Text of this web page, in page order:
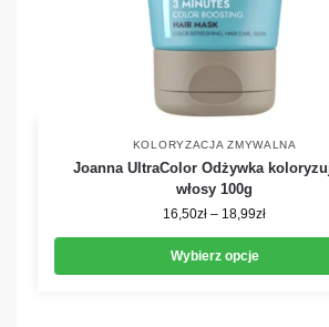
KOLORYZACJA ZMYWALNA
Joanna UltraColor Odżywka
włosy 100g
16,50zł – 18,99zł
Wybierz opcje